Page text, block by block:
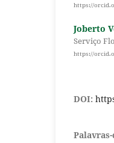
https://
Joberto
Serviço
https://
DOI:
Palavras-